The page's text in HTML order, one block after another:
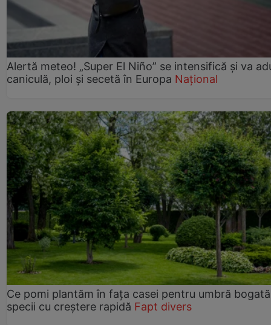
Alertă meteo! „Super El Niño” se intensifică și va
caniculă, ploi și secetă în Europa Național
Ce pomi plantăm în fața casei pentru umbră
specii cu creștere rapidă Fapt divers